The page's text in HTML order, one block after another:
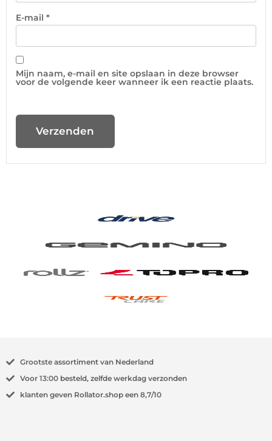
E-mail *
Mijn naam, e-mail en site opslaan in deze browser
voor de volgende keer wanneer ik een reactie plaats.
Grootsteassortiment van Nederland
Voor 13:00besteld, zelfde werkdag verzonden
klanten geven Rollator.shop een 8,7/10